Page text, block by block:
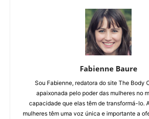
Fabienne Baure
Sou Fabienne, redatora do site The Body
apaixonada pelo poder das mulheres no
capacidade que elas têm de transformá-lo.
mulheres têm uma voz única e importante a